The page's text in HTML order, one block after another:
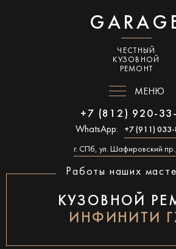
ЧЕСТНЫЙ
КУЗОВНОЙ
РЕМОНТ
МЕНЮ
+7 (812) 920-
WhatsApp: +7 (911)
г. СПб, ул. Шафировский
Работы наших
КУЗОВНОЙ
ИНФИНИТИ